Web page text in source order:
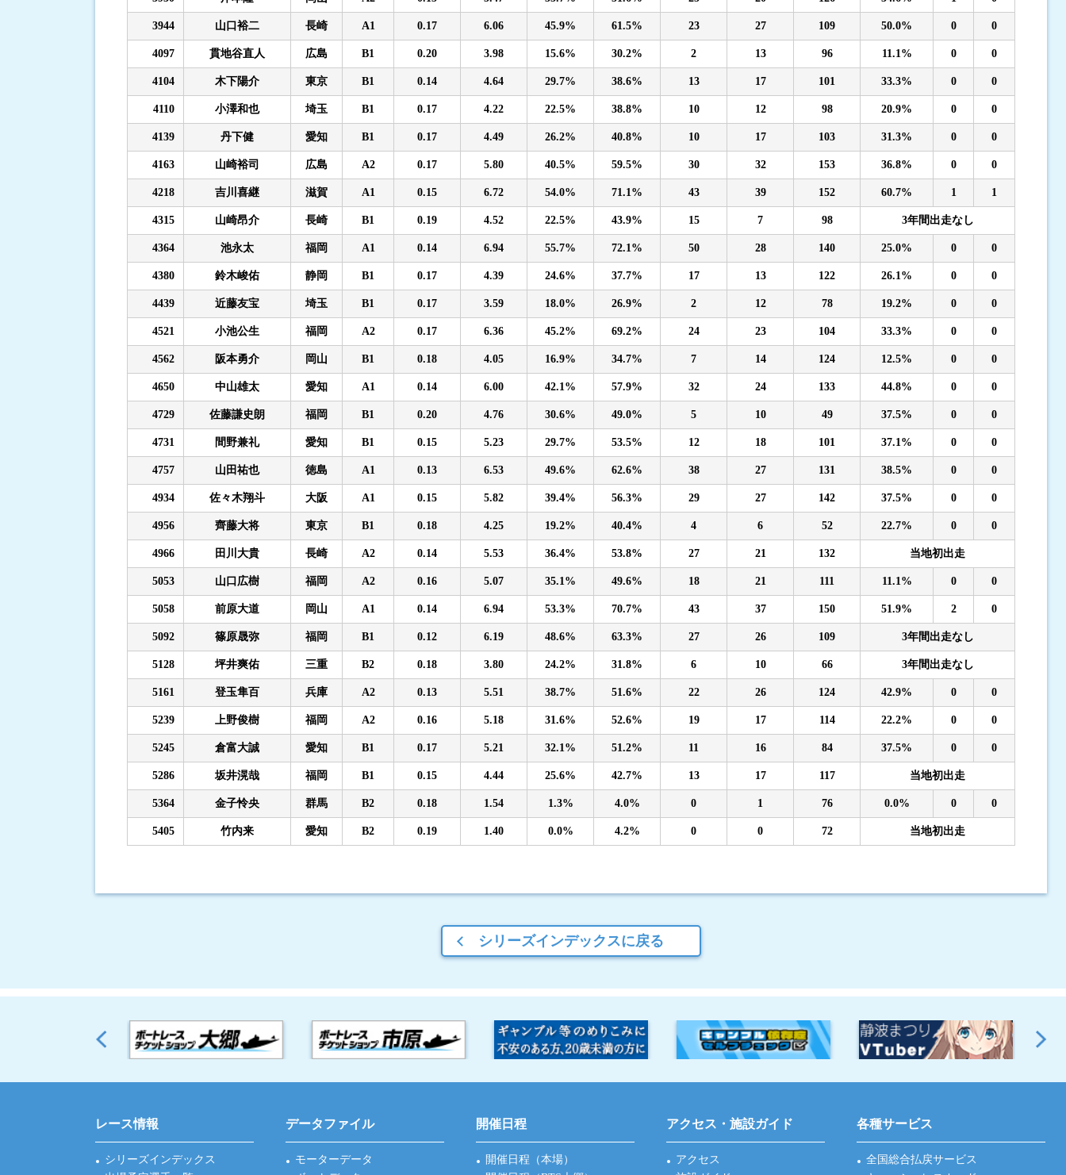
3944 山口裕二 長崎 A1 0.17 6.06 45.9% 61.5% 23 27 109 50.0% 0 0
4097 貫地谷直人 広島 B1 0.20 3.98 15.6% 30.2% 2 13 96 11.1% 0 0
4104 木下陽介 東京 B1 0.14 4.64 29.7% 38.6% 13 17 101 33.3% 0 0
4110 小澤和也 埼玉 B1 0.17 4.22 22.5% 38.8% 10 12 98 20.9% 0 0
4139 丹下健 愛知 B1 0.17 4.49 26.2% 40.8% 10 17 103 31.3% 0 0
4163 山崎裕司 広島 A2 0.17 5.80 40.5% 59.5% 30 32 153 36.8% 0 0
4218 吉川喜継 滋賀 A1 0.15 6.72 54.0% 71.1% 43 39 152 60.7% 1 1
4315 山崎昂介 長崎 B1 0.19 4.52 22.5% 43.9% 15 7 98 3年間出走なし
4364 池永太 福岡 A1 0.14 6.94 55.7% 72.1% 50 28 140 25.0% 0 0
4380 鈴木峻佑 静岡 B1 0.17 4.39 24.6% 37.7% 17 13 122 26.1% 0 0
4439 近藤友宝 埼玉 B1 0.17 3.59 18.0% 26.9% 2 12 78 19.2% 0 0
4521 小池公生 福岡 A2 0.17 6.36 45.2% 69.2% 24 23 104 33.3% 0 0
4562 阪本勇介 岡山 B1 0.18 4.05 16.9% 34.7% 7 14 124 12.5% 0 0
4650 中山雄太 愛知 A1 0.14 6.00 42.1% 57.9% 32 24 133 44.8% 0 0
4729 佐藤謙史朗 福岡 B1 0.20 4.76 30.6% 49.0% 5 10 49 37.5% 0 0
4731 間野兼礼 愛知 B1 0.15 5.23 29.7% 53.5% 12 18 101 37.1% 0 0
4757 山田祐也 徳島 A1 0.13 6.53 49.6% 62.6% 38 27 131 38.5% 0 0
4934 佐々木翔斗 大阪 A1 0.15 5.82 39.4% 56.3% 29 27 142 37.5% 0 0
4956 齊藤大将 東京 B1 0.18 4.25 19.2% 40.4% 4 6 52 22.7% 0 0
4966 田川大貴 長崎 A2 0.14 5.53 36.4% 53.8% 27 21 132 当地初出走
5053 山口広樹 福岡 A2 0.16 5.07 35.1% 49.6% 18 21 111 11.1% 0 0
5058 前原大道 岡山 A1 0.14 6.94 53.3% 70.7% 43 37 150 51.9% 2 0
5092 篠原晟弥 福岡 B1 0.12 6.19 48.6% 63.3% 27 26 109 3年間出走なし
5128 坪井爽佑 三重 B2 0.18 3.80 24.2% 31.8% 6 10 66 3年間出走なし
5161 登玉隼百 兵庫 A2 0.13 5.51 38.7% 51.6% 22 26 124 42.9% 0 0
5239 上野俊樹 福岡 A2 0.16 5.18 31.6% 52.6% 19 17 114 22.2% 0 0
5245 倉富大誠 愛知 B1 0.17 5.21 32.1% 51.2% 11 16 84 37.5% 0 0
5286 坂井滉哉 福岡 B1 0.15 4.44 25.6% 42.7% 13 17 117 当地初出走
5364 金子怜央 群馬 B2 0.18 1.54 1.3% 4.0% 0 1 76 0.0% 0 0
5405 竹内来 愛知 B2 0.19 1.40 0.0% 4.2% 0 0 72 当地初出走
シリーズインデックスに戻る
レース情報
シリーズインデックス
データファイル
モーターデータ
開催日程
開催日程（本場）
アクセス・施設ガイド
アクセス
各種サービス
全国総合払戻サービス